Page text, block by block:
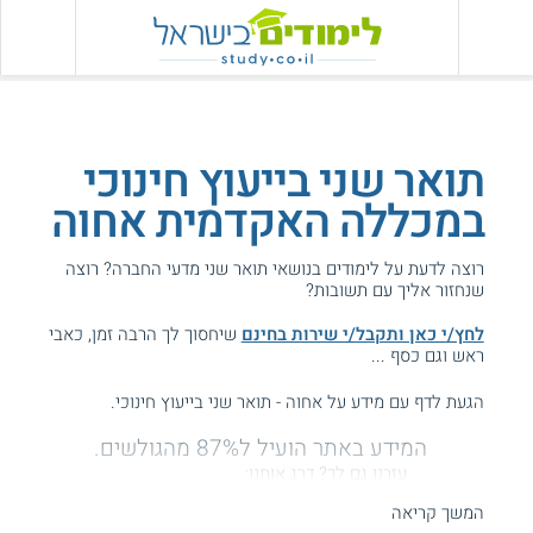
תואר שני בייעוץ חינוכי
במכללה האקדמית אחוה
רוצה לדעת על לימודים בנושאי תואר שני מדעי החברה? רוצה
שנחזור אליך עם תשובות?
לחץ/י כאן ותקבל/י שירות בחינם שיחסוך לך הרבה זמן, כאבי
ראש וגם כסף ...
הגעת לדף עם מידע על אחוה - תואר שני בייעוץ חינוכי.
המידע באתר הועיל ל87% מהגולשים.
עזרנו גם לך? דרג אותנו:
המשך קריאה